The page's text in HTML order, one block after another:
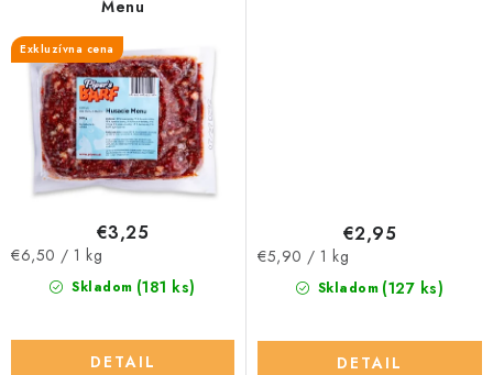
Menu
Exkluzívna cena
Skladom (181 ks)
€3,25
Jednotková
€6,50 / 1 kg
DETAIL
Skladom (127 ks)
€2,95
Jednotková
€5,90 / 1 kg
DETAIL